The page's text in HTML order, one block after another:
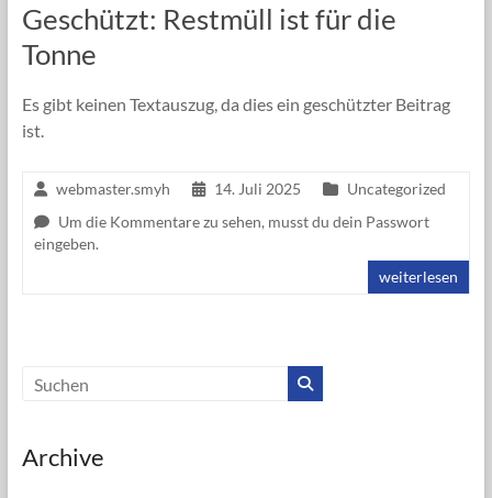
Geschützt: Restmüll ist für die
Tonne
Es gibt keinen Textauszug, da dies ein geschützter Beitrag
ist.
webmaster.smyh 14. Juli 2025
Uncategorized
Um die Kommentare zu sehen, musst du dein Passwort
eingeben.
weiterlesen
Archive